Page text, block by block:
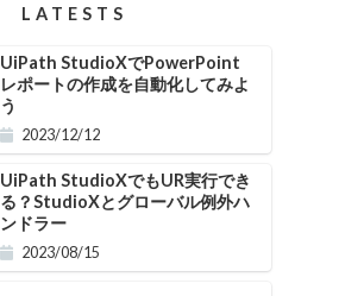
LATESTS
UiPath StudioXでPowerPoint
レポートの作成を自動化してみよ
う
2023/12/12
UiPath StudioXでもUR実行でき
る？StudioXとグローバル例外ハ
ンドラー
2023/08/15